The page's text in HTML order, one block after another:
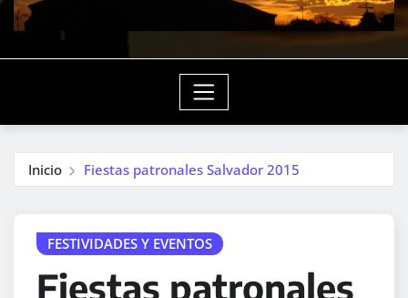
Inicio Fiestas patronales Salvador 2015
FESTIVIDADES Y EVENTOS
Fiestas patronales